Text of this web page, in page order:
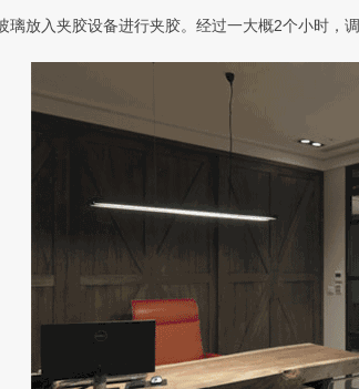
璃放入夹胶设备进行夹胶。经过一大概2个小时，